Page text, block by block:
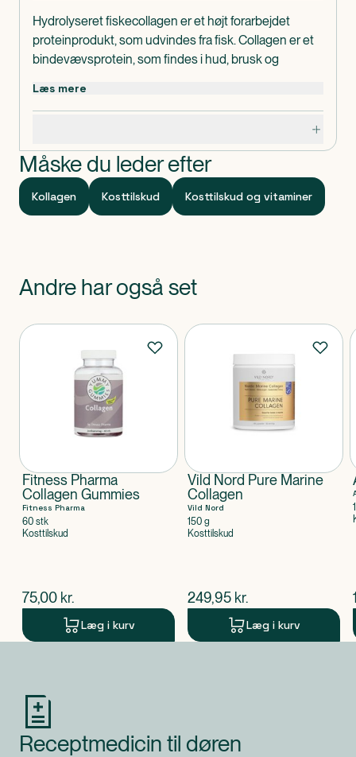
Hydrolyseret fiskecollagen er et højt forarbejdet
proteinprodukt, som udvindes fra fisk. Collagen er et
bindevævsprotein, som findes i hud, brusk og
Dosis og Anvendelse
Doseringen bør ikke overskrides. Ved dosering benyt
den medfølgende måleske. Opløses i et glas vand,
juice, smoothies eller drysses på ymer og lignende.
Indeholder
Klassificeret som
Produktet er et kosttilskud.
Læs mere
Måske du leder efter
Kollagen Kosttilskud Kosttilskud og vitaminer
Andre har også set
Produkter
Fitness Pharma
Collagen Gummies
Fitness Pharma
60 stk
Kosttilskud
$nuværende pris
75,00 kr.
Læg i kurv
Vild Nord Pure Marine
Collagen
Vild Nord
150 g
Kosttilskud
$nuværende pris
249,95 kr.
Læg i kurv
Receptmedicin til døren